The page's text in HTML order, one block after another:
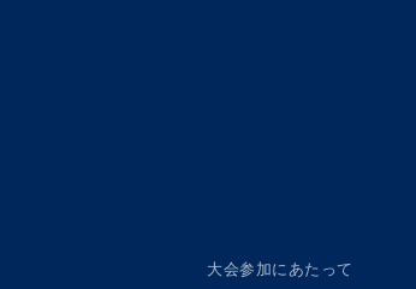
大会参加にあたって